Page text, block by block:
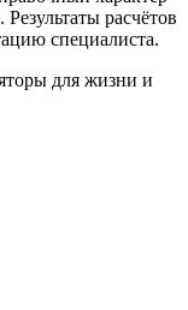
расчётов
специалиста.
для жизни и